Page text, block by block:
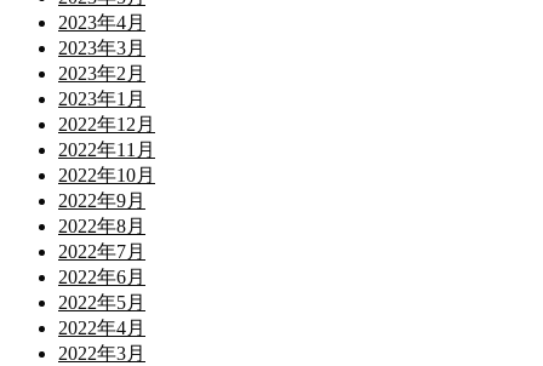
2023年4月
2023年3月
2023年2月
2023年1月
2022年12月
2022年11月
2022年10月
2022年9月
2022年8月
2022年7月
2022年6月
2022年5月
2022年4月
2022年3月